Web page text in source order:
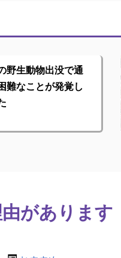
野生動物出没で通
難なことが発覚し
があります